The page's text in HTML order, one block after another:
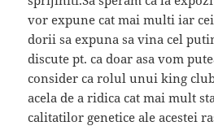
vor expune cat mai multi iar
dorii sa expuna sa vina cel
discute pt. ca doar asa vom
consider ca rolul unui king
acela de a ridica cat mai mult
calitatilor genetice ale acestei